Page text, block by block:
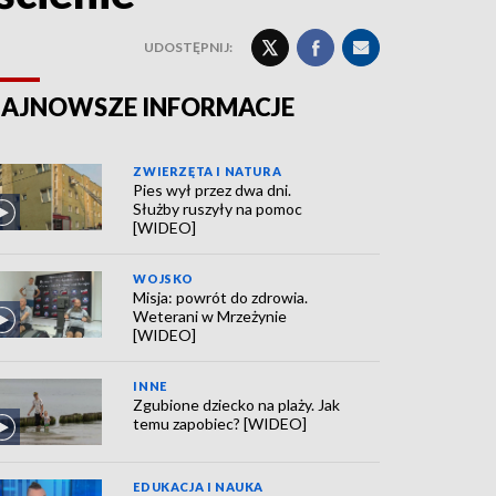
UDOSTĘPNIJ:
INFORMACJE
ZWIERZĘTA I NATURA
Pies wył przez dwa dni.
Służby ruszyły na pomoc
[WIDEO]
WOJSKO
Misja: powrót do zdrowia.
Weterani w Mrzeżynie
[WIDEO]
INNE
Zgubione dziecko na plaży. Jak
temu zapobiec? [WIDEO]
EDUKACJA I NAUKA